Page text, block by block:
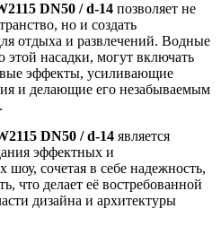
DN50 / d-14 позволяет не
но и создать
отдыха и развлечений. Водные
насадки, могут включать
эффекты, усиливающие
и делающие его незабываемым
DN50 / d-14 является
эффектных и
сочетая в себе надежность,
что делает её востребованной
дизайна и архитектуры